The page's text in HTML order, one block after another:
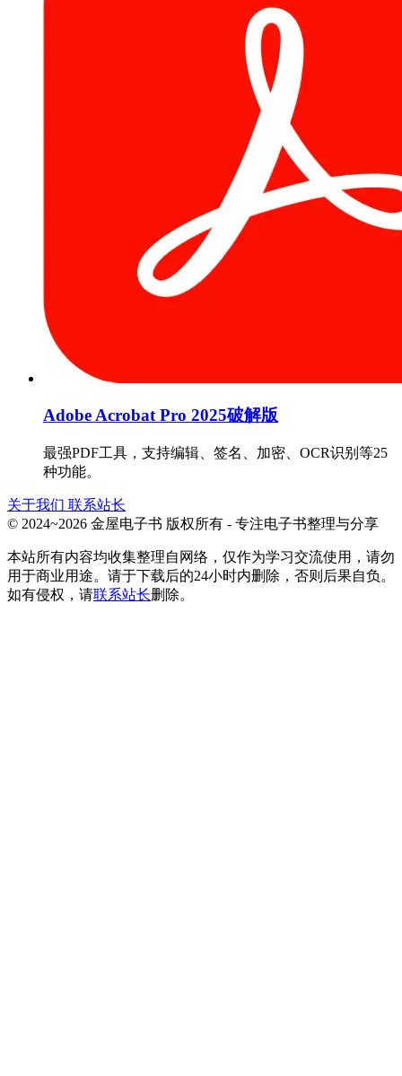
Adobe Acrobat Pro 2025破解版
最强PDF工具，支持编辑、签名、加密、OCR识别等25
种功能。
关于我们 联系站长
© 2024~2026 金屋电子书 版权所有 - 专注电子书整理与分享
本站所有内容均收集整理自网络，仅作为学习交流使用，请勿
用于商业用途。请于下载后的24小时内删除，否则后果自负。
如有侵权，请联系站长删除。